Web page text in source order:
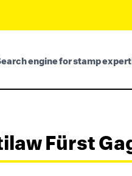
engine for stamp
Fürst